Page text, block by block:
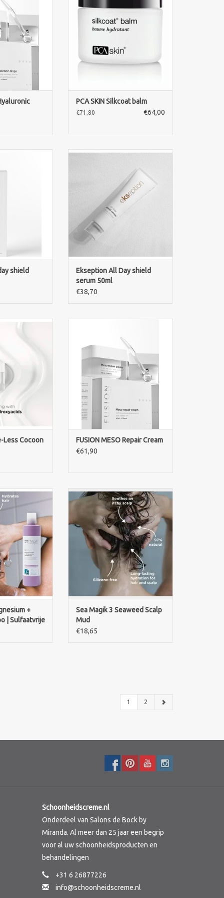
rimpels en fijne
crème
met XS
een maximale
de huid. De
extreem
is bij het
WINKELWAGEN
beschermt. De formule helpt
kalmeert irritaties en laat de huid
zijdezacht aanvoelen.
PCA SKIN Silkcoat balm
€71,80 €64,00
Shield SPF50
de huid
te voorkomen.
WINKELWAGEN
shield
Ekseption All Day Shield Serum
UVB-straling, hydrateert intensief
en helpt vroegtijdige
huidveroudering voorkomen.
TOEVOEGEN AAN WINKELWAGEN
Ekseption All Day shield
serum 50ml
€38,70
Cocoon pH 5
en
Voor een
en beschermde
Less Cocoon
kalmeert irritaties en hydrateert
intensief. Ideaal voor de droge,
gevoelige en beschadigde huid.
TOEVOEGEN AAN WINKELWAGEN
FUSION MESO Repair Cream
€61,90
sulfaatvrije
en
droog,
haar.
en verzorgend.
WINKELWAGEN
+
| Sulfaatvrije
Kalmeer en verzorg je hoofdhuid
met Sea Magik 3 Seaweed Scalp
Mud. Met drie zeealgen, Dode
Zee-mineralen en magnesium
voor een gezonde hoofdhuid
TOEVOEGEN AAN WINKELWAGEN
Sea Magik 3 Seaweed Scalp
Mud
€18,65
1 2
Schoonheidscreme.nl
Onderdeel van Salons de Bock by
Miranda. Al meer dan 25 jaar een begrip
voor al uw schoonheidsproducten en
behandelingen
+31 6 26877226
info@schoonheidscreme.nl